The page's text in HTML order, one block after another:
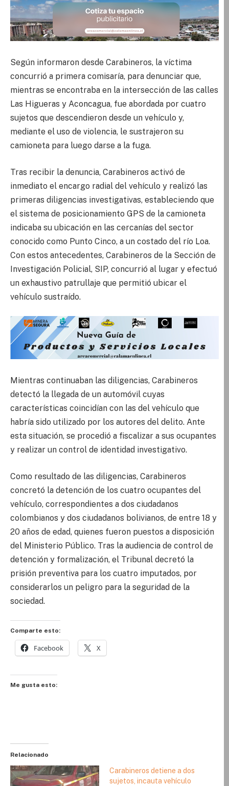
Según informaron desde Carabineros, la víctima
concurrió a primera comisaría, para denunciar que,
mientras se encontraba en la intersección de las calles
Las Higueras y Aconcagua, fue abordada por cuatro
sujetos que descendieron desde un vehículo y,
mediante el uso de violencia, le sustrajeron su
camioneta para luego darse a la fuga.
Tras recibir la denuncia, Carabineros activó de
inmediato el encargo radial del vehículo y realizó las
primeras diligencias investigativas, estableciendo que
el sistema de posicionamiento GPS de la camioneta
indicaba su ubicación en las cercanías del sector
conocido como Punto Cinco, a un costado del río Loa.
Con estos antecedentes, Carabineros de la Sección de
Investigación Policial, SIP, concurrió al lugar y efectuó
un exhaustivo patrullaje que permitió ubicar el
vehículo sustraído.
Mientras continuaban las diligencias, Carabineros
detectó la llegada de un automóvil cuyas
características coincidían con las del vehículo que
habría sido utilizado por los autores del delito. Ante
esta situación, se procedió a fiscalizar a sus ocupantes
y realizar un control de identidad investigativo.
Como resultado de las diligencias, Carabineros
concretó la detención de los cuatro ocupantes del
vehículo, correspondientes a dos ciudadanos
colombianos y dos ciudadanos bolivianos, de entre 18 y
20 años de edad, quienes fueron puestos a disposición
del Ministerio Público. Tras la audiencia de control de
detención y formalización, el Tribunal decretó la
prisión preventiva para los cuatro imputados, por
considerarlos un peligro para la seguridad de la
sociedad.
Comparte esto:
Facebook X
Me gusta esto:
Relacionado
Carabineros detiene a dos
sujetos, incauta vehículo